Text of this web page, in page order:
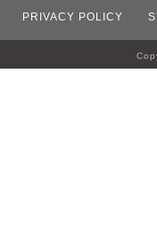
PRIVACY POLICY